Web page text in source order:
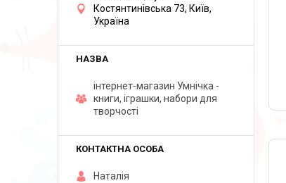
Костянтинівська 73, Київ,
Україна
інтернет-магазин Умнічка -
книги, іграшки, набори для
творчості
Наталія